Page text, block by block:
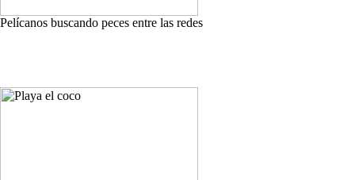
Pelícanos buscando peces entre las redes